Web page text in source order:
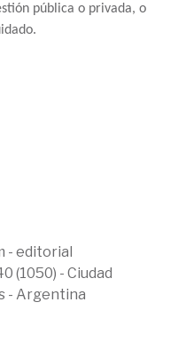
pública o privada, o
- editorial
(1050) - Ciudad
- Argentina